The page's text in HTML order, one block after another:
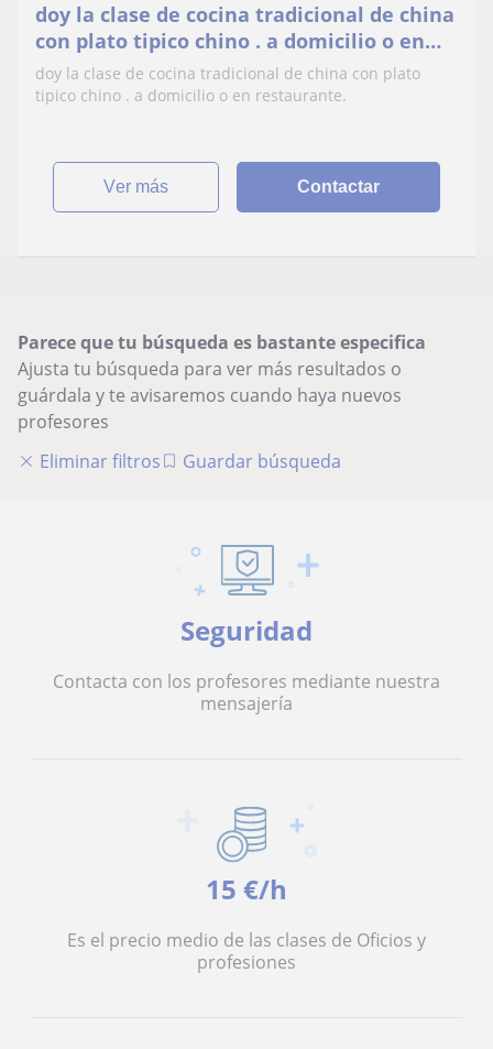
doy la clase de cocina tradicional de china
con plato tipico chino . a domicilio o en
restaurante
doy la clase de cocina tradicional de china con plato
tipico chino . a domicilio o en restaurante.
ver más Contactar
Parece que tu búsqueda es bastante especifica
Ajusta tu búsqueda para ver más resultados o
guárdala y te avisaremos cuando haya nuevos
profesores
Eliminar filtros
Guardar búsqueda
Seguridad
Contacta con los profesores mediante nuestra
mensajería
15 €/h
Es el precio medio de las clases de Oficios y
profesiones